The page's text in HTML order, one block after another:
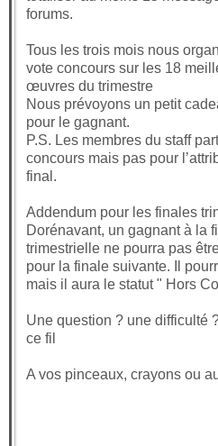
forums.
Tous les trois mois nous
vote concours sur les 18
œuvres du trimestre
Nous prévoyons un petit
pour le gagnant.
P.S. Les membres du staff
concours mais pas pour
final.
Addendum pour les finales
Dorénavant, un gagnant à la
trimestrielle ne pourra pas
pour la finale suivante. Il
mais il aura le statut " Hors
Une question ? une difficulté
ce fil
A vos pinceaux, crayons ou